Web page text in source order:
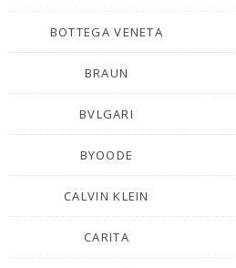
BOTTEGA VENETA
BRAUN
BVLGARI
BYOODE
CALVIN KLEIN
CARITA